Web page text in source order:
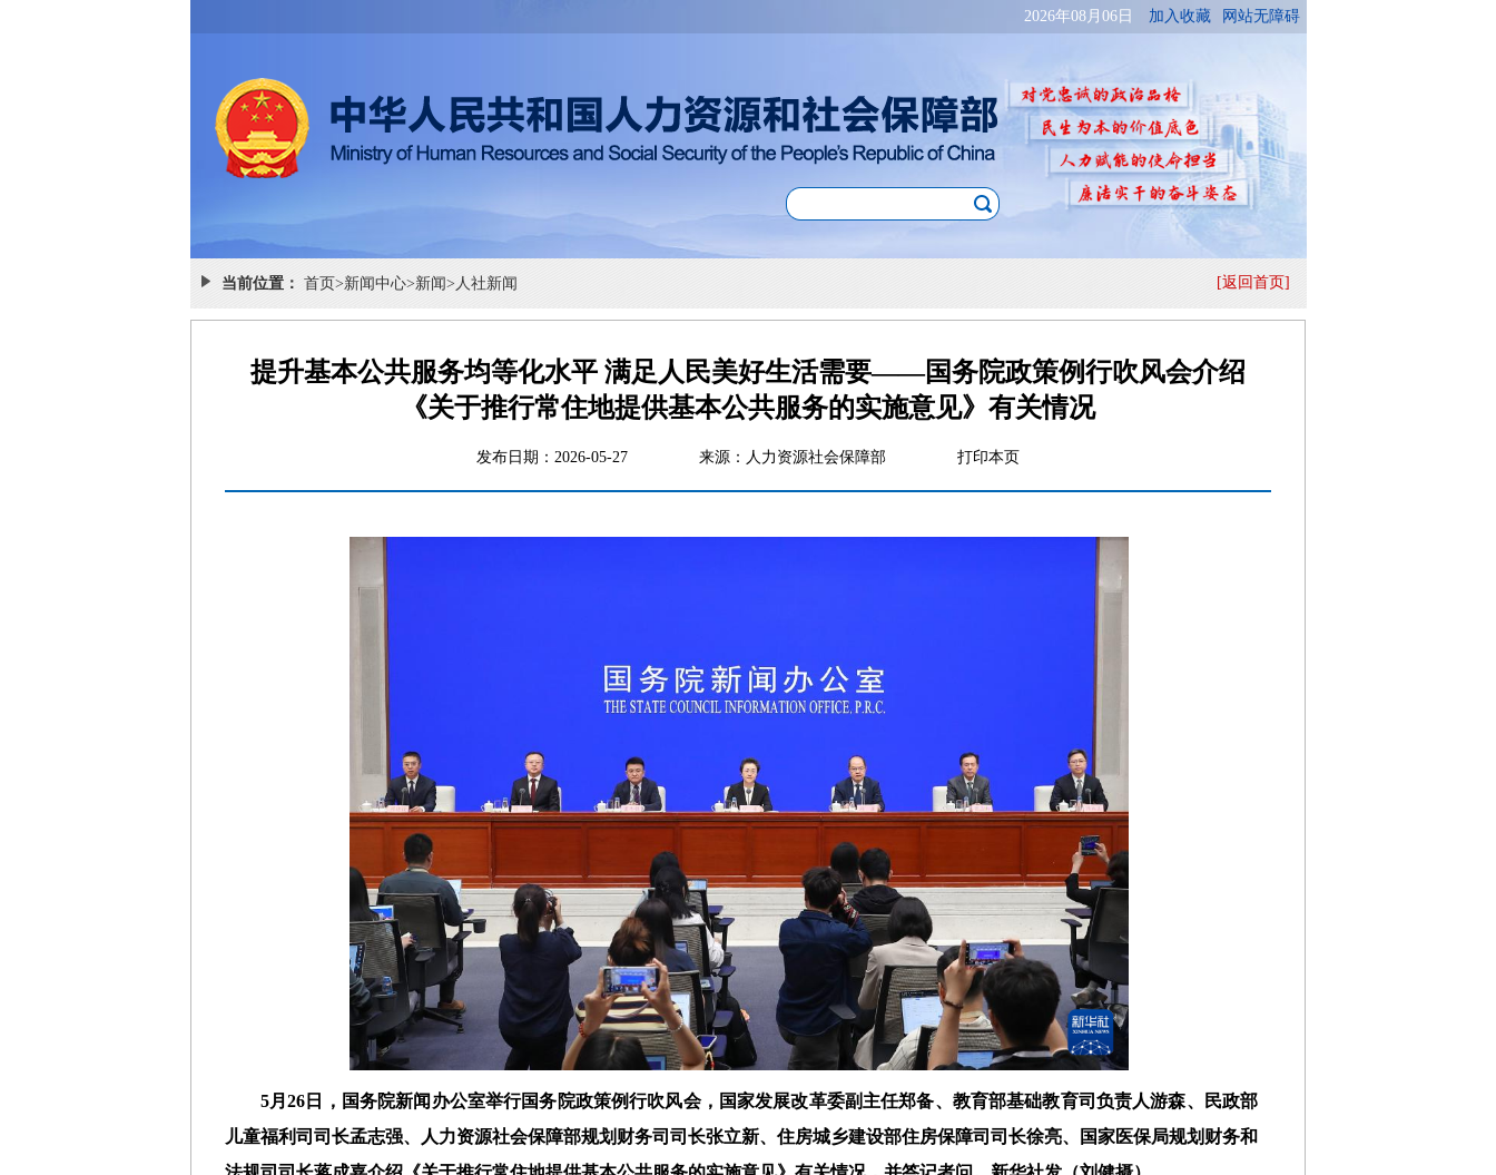
当前位置： 首页>新闻中心>新闻> 人社新闻 [返回首页]
提升基本公共服务均等化水平 满足人民美好生活需要——国务院政策例行吹风会介绍
《关于推行常住地提供基本公共服务的实施意见》有关情况
发布日期：2026-05-27 来源：人力资源社会保障部 打印本页
5月26日，国务院新闻办公室举行国务院政策例行吹风会，国家发展改革委副主任郑备、教育部基础教育司负责人游森、民政部
儿童福利司司长孟志强、人力资源社会保障部规划财务司司长张立新、住房城乡建设部住房保障司司长徐亮、国家医保局规划财务和